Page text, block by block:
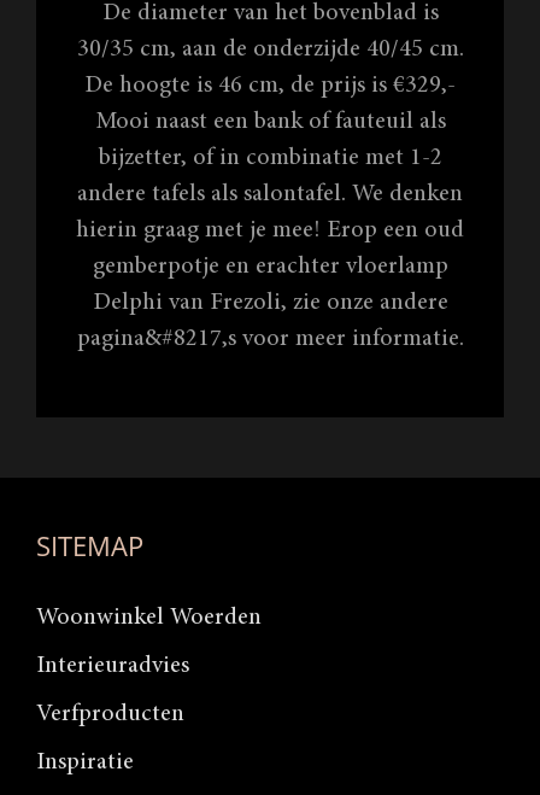
De diameter van het bovenblad is
30/35 cm, aan de onderzijde 40/45 cm.
De hoogte is 46 cm, de prijs is €329,-
Mooi naast een bank of fauteuil als
bijzetter, of in combinatie met 1-2
andere tafels als salontafel. We denken
hierin graag met je mee! Erop een oud
gemberpotje en erachter vloerlamp
Delphi van Frezoli, zie onze andere
pagina&#8217,s voor meer informatie.
SITEMAP
Woonwinkel Woerden
Interieuradvies
Verfproducten
Inspiratie